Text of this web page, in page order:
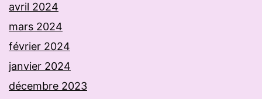
avril 2024
mars 2024
février 2024
janvier 2024
décembre 2023